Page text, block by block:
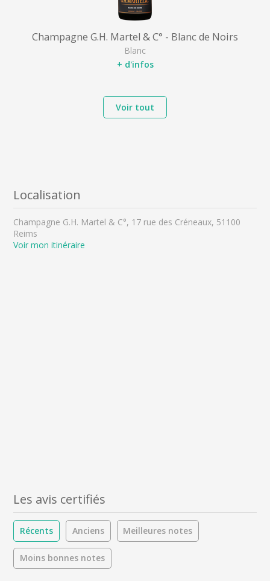
Champagne G.H. Martel & C° - Blanc de Noirs
Blanc
+ d'infos
Voir tout
Localisation
Champagne G.H. Martel & C°, 17 rue des Créneaux, 51100
Reims
Voir mon itinéraire
Les avis certifiés
Récents Anciens Meilleures notes
Moins bonnes notes